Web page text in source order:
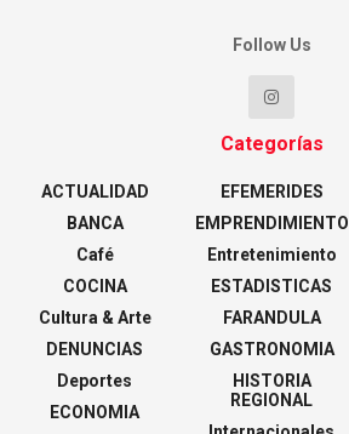
Follow Us
Categorías
ACTUALIDAD
BANCA
Café
COCINA
Cultura & Arte
DENUNCIAS
Deportes
ECONOMIA
EFEMERIDES
EMPRENDIMIENTO
Entretenimiento
ESTADISTICAS
FARANDULA
GASTRONOMIA
HISTORIA
REGIONAL